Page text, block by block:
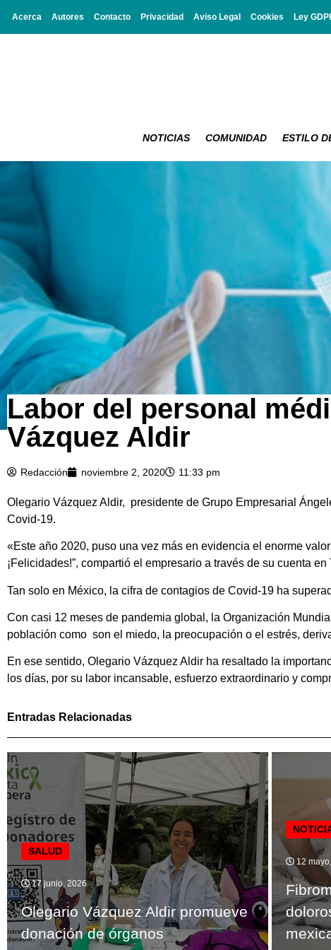
Acerca Autores Contacto Privacidad Aviso Legal Cookies Ley
NOTICIAS COMUNIDAD ESTILO
Labor del personal
Vázquez Aldir
Redacción noviembre 2, 2020 11:33 pm
Olegario Vázquez Aldir, presidente de Grupo Empresarial
Covid-19.
«Este año 2020, puso una vez más en evidencia el enorme
¡Felicidades!”, compartió el empresario a través de su cuenta
Tan solo en México, la cifra de contagios de Covid-19 ha
Con casi 12 meses de pandemia global, la Organización
población como son el miedo, la preocupación o el estrés,
En ese sentido, Olegario Vázquez Aldir ha resaltado la
los días, por su labor incansable, esfuerzo extraordinario y
Entradas Relacionadas
SALUD
17 junio, 2026
Olegario Vázquez Aldir promueve
donación de órganos
12